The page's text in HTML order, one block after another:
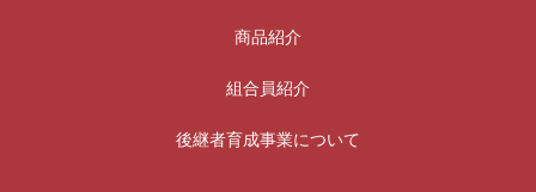
商品紹介
組合員紹介
後継者育成事業について